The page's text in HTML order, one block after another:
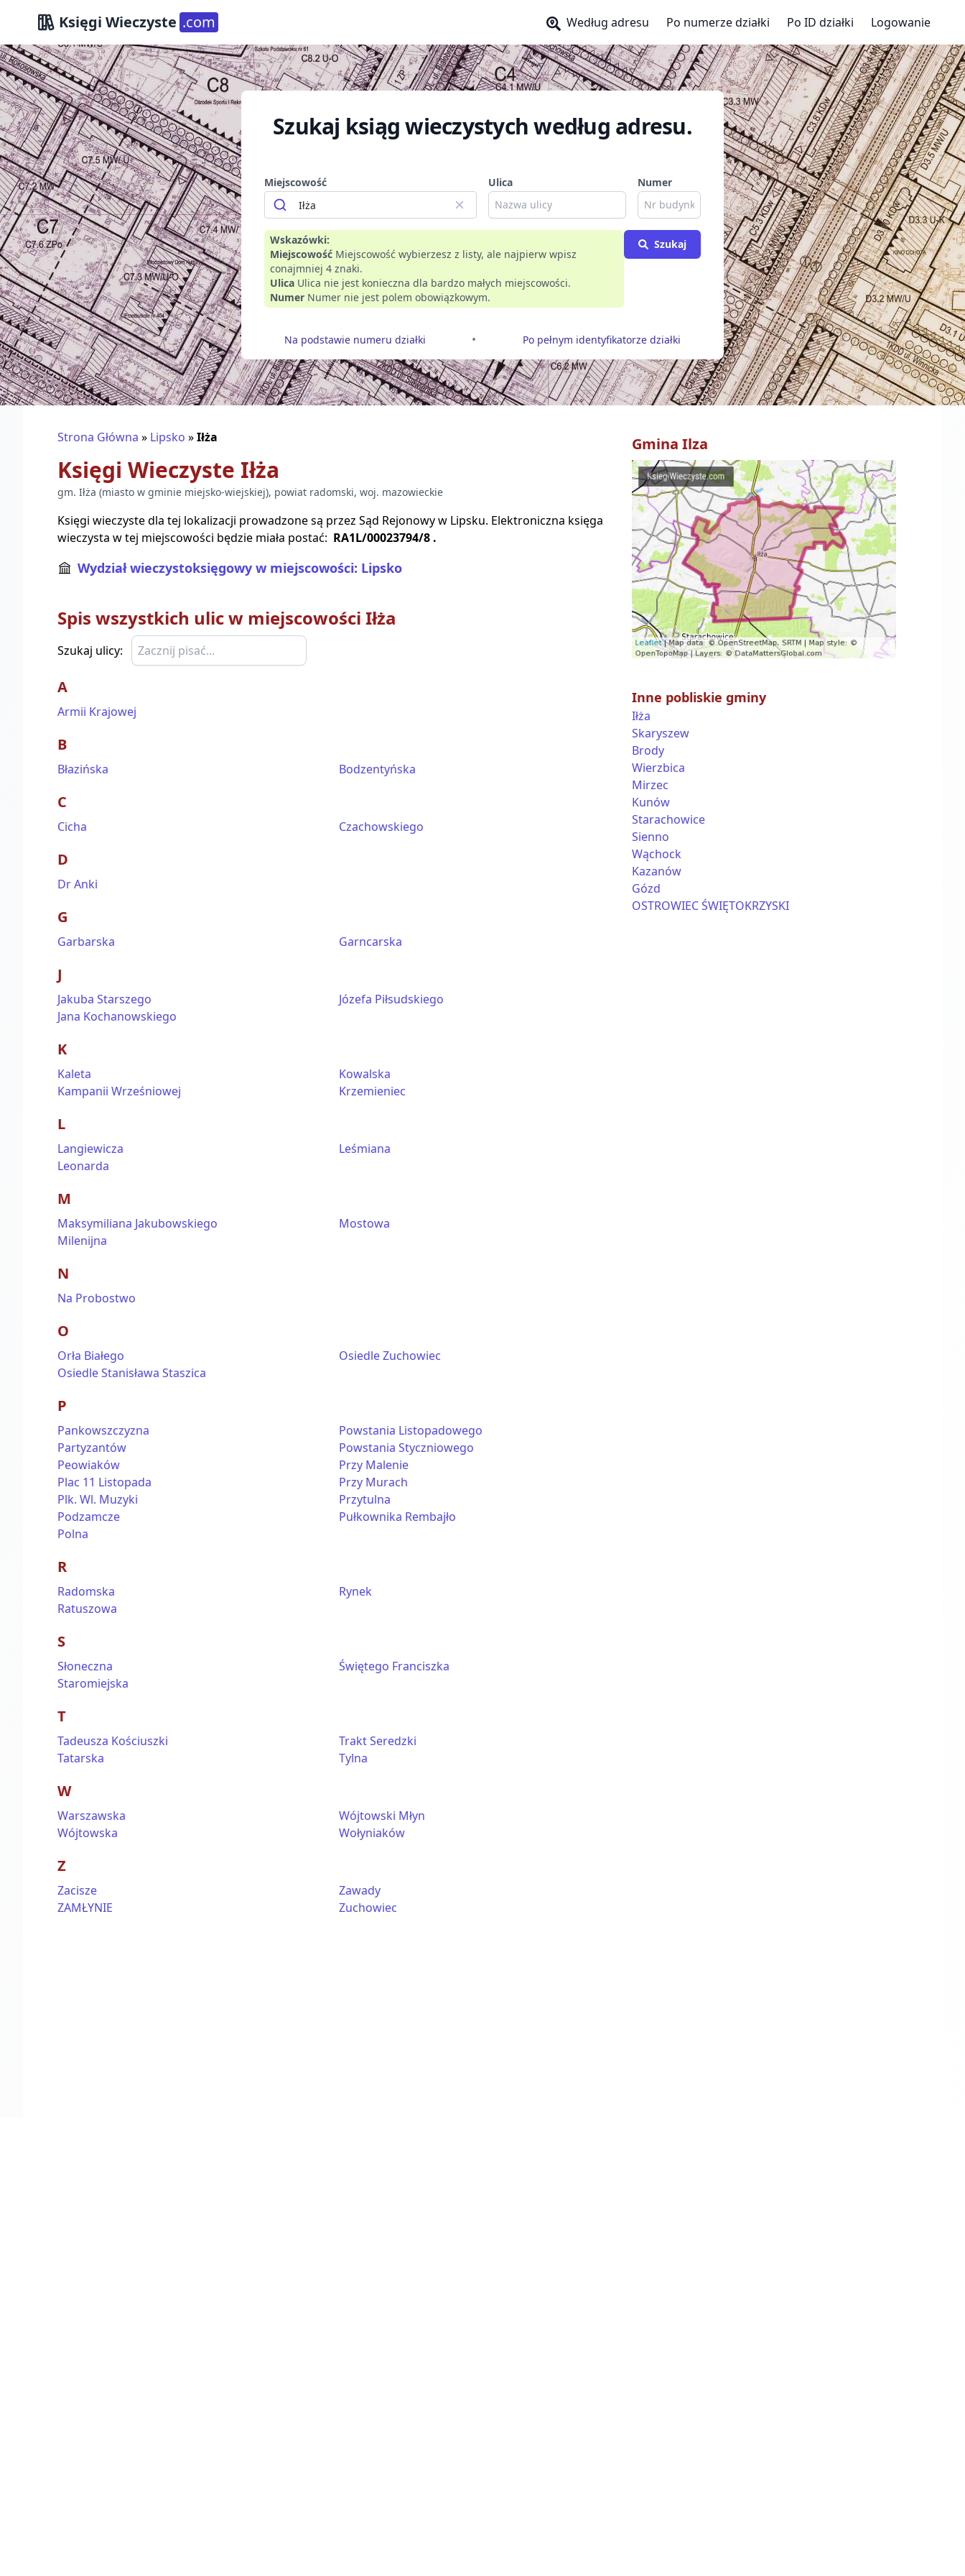
Księgi Wieczyste .com Według adresu Po numerze działki Po ID działki Logowanie
Szukaj ksiąg wieczystych według adresu.
Miejscowość Ulica Numer
Wskazówki:
Miejscowość Miejscowość wybierzesz z listy, ale najpierw wpisz
conajmniej 4 znaki.
Ulica Ulica nie jest konieczna dla bardzo małych miejscowości.
Numer Numer nie jest polem obowiązkowym.
Szukaj
Na podstawie numeru działki • Po pełnym identyfikatorze działki
Strona Główna » Lipsko »Iłża
Księgi Wieczyste Iłża
gm. Iłża (miasto w gminie miejsko-wiejskiej), powiat radomski, woj. mazowieckie
Księgi wieczyste dla tej lokalizacji prowadzone są przez Sąd Rejonowy w Lipsku. Elektroniczna księga
wieczysta w tej miejscowości będzie miała postać: RA1L/00023794/8 .
Wydział wieczystoksięgowy w miejscowości: Lipsko
Spis wszystkich ulic w miejscowości Iłża
Szukaj ulicy:
A
Armii Krajowej
B
Błazińska Bodzentyńska
C
Cicha Czachowskiego
D
Dr Anki
G
Garbarska Garncarska
J
Jakuba Starszego
Jana Kochanowskiego
Józefa Piłsudskiego
K
Kaleta
Kampanii Wrześniowej
Kowalska
Krzemieniec
L
Langiewicza
Leonarda
Leśmiana
M
Maksymiliana Jakubowskiego
Milenijna
Mostowa
N
Na Probostwo
O
Orła Białego
Osiedle Stanisława Staszica
Osiedle Zuchowiec
P
Pankowszczyzna
Partyzantów
Peowiaków
Plac 11 Listopada
Plk. Wl. Muzyki
Podzamcze
Polna
Powstania Listopadowego
Powstania Styczniowego
Przy Malenie
Przy Murach
Przytulna
Pułkownika Rembajło
R
Radomska
Ratuszowa
Rynek
S
Słoneczna
Staromiejska
Świętego Franciszka
T
Tadeusza Kościuszki
Tatarska
Trakt Seredzki
Tylna
W
Warszawska
Wójtowska
Wójtowski Młyn
Wołyniaków
Z
Zacisze
ZAMŁYNIE
Zawady
Zuchowiec
Gmina Ilza
Inne pobliskie gminy
Iłża
Skaryszew
Brody
Wierzbica
Mirzec
Kunów
Starachowice
Sienno
Wąchock
Kazanów
Gózd
OSTROWIEC ŚWIĘTOKRZYSKI